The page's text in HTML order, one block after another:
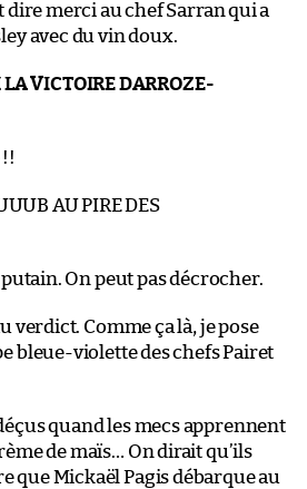
dire merci au chef Sarran qui a
avec du vin doux.
LA VICTOIRE DARROZE-
AU PIRE DES
On peut pas décrocher.
verdict. Comme ça là, je pose
bleue-violette des chefs Pairet
quand les mecs apprennent
de maïs… On dirait qu’ils
que Mickaël Pagis débarque au